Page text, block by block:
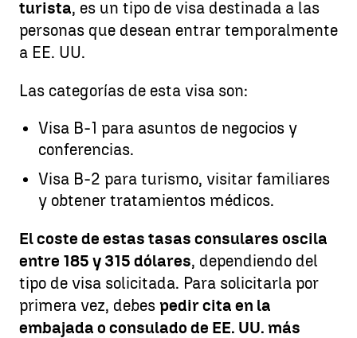
turista, es un tipo de visa destinada a las
personas que desean entrar temporalmente
a EE. UU.
Las categorías de esta visa son:
Visa B-1 para asuntos de negocios y
conferencias.
Visa B-2 para turismo, visitar familiares
y obtener tratamientos médicos.
El coste de estas tasas consulares oscila
entre 185 y 315 dólares, dependiendo del
tipo de visa solicitada. Para solicitarla por
primera vez, debes pedir cita en la
embajada o consulado de EE. UU. más